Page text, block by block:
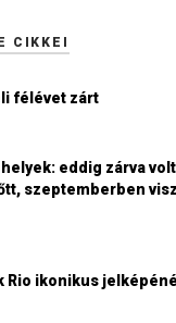
CIKKEI
félévet zárt
eddig zárva
szeptemberben
Rio ikonikus jelképénél